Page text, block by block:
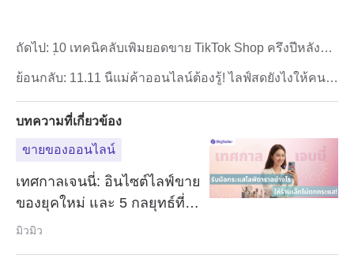
ย้อนกลับ: 11.11 นี้แม่ค้าออนไลน์ต้องรู้! ไลฟ์สดยังไงให้คนดู
ถัดไป:
บทความที่เกี่ยวข้อง
ขายของออนไลน์
เทศกาลเจนนี่: อินไซต์ไลฟ์ขาย
ของยุคใหม่ และ 5 กลยุทธ์ที่
แบรนด์เล็กต้องรู้ เพื่ออยู่รอด
มิวมิว